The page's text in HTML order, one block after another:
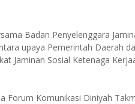
Badan Penyelenggara
upaya Pemerintah Daerah
Jaminan Sosial Ketenaga
Forum Komunikasi Diniyah